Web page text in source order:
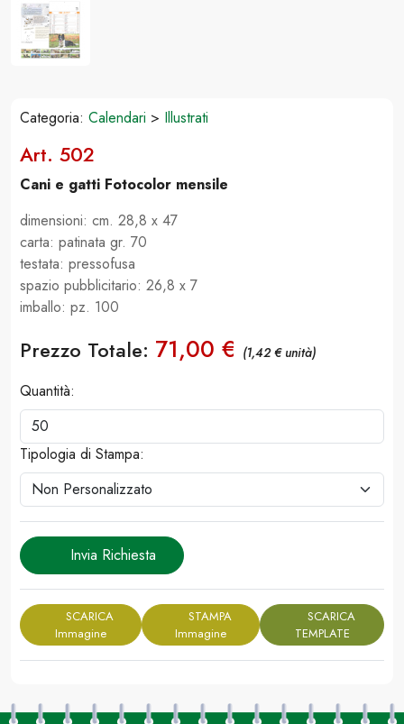
Categoria: Calendari > Illustrati
Art. 502
Cani e gatti Fotocolor mensile
dimensioni: cm. 28,8 x 47
carta: patinata gr. 70
testata: pressofusa
spazio pubblicitario: 26,8 x 7
imballo: pz. 100
Prezzo Totale: 71,00 € (1,42 € unità)
Quantità:
Tipologia di Stampa:
Invia Richiesta
SCARICA
Immagine
STAMPA
Immagine
SCARICA
TEMPLATE